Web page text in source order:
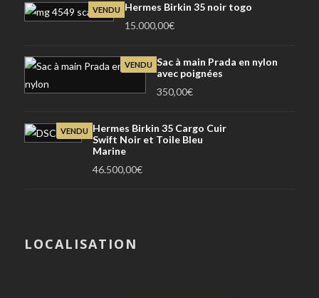
VENDU
Hermes Birkin 35 noir togo
15.000,00€
VENDU Sac à main Prada en nylon
avec poignées
350,00€
VENDU
Hermes Birkin 35 Cargo Cuir
Swift Noir et Toile Bleu
Marine
46.500,00€
LOCALISATION